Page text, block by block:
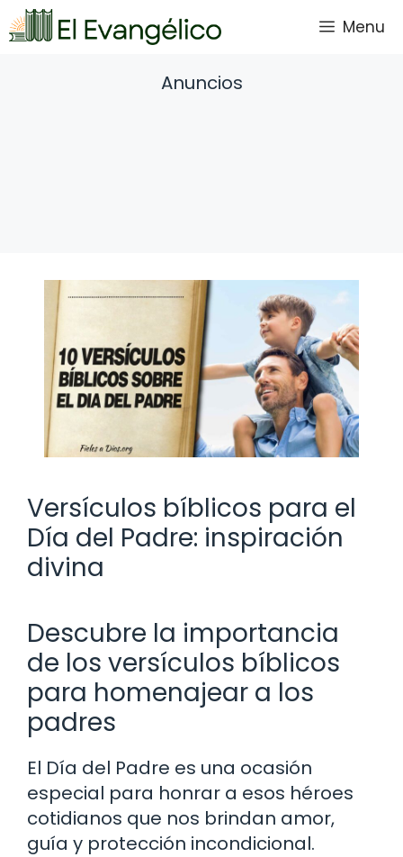
Saltar
al
Menu
Anuncios
Versículos bíblicos para el
Día del Padre: inspiración
divina
Descubre la importancia
de los versículos bíblicos
para homenajear a los
padres
El Día del Padre es una ocasión
especial para honrar a esos héroes
cotidianos que nos brindan amor,
guía y protección incondicional.